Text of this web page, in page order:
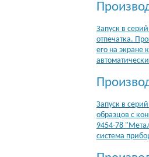
Запуск в
отпечатка.
его на экране
Запуск в
образцов с
9454-78
система